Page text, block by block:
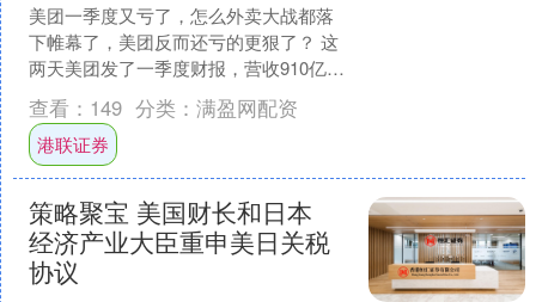
美团一季度又亏了，怎么外卖大战都落
下帷幕了，美团反而还亏的更狠了？ 这
两天美团发了一季度财报，营收910亿，
比去年多了5.6%，看着还行，但调整后
净亏损高达49....
查看： 149 分类： 满盈网配资
港联证券
策略聚宝 美国财长和日本
经济产业大臣重申美日关税
协议